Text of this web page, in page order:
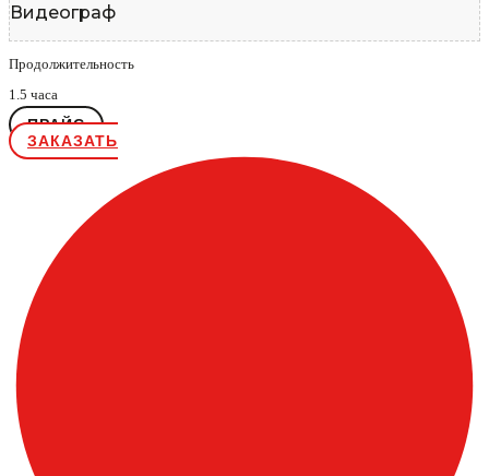
Видеограф
Продолжительность
1.5 часа
ПРАЙС
ЗАКАЗАТЬ